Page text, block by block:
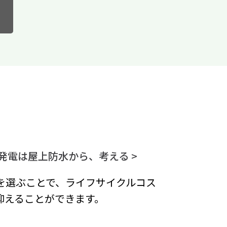
電は屋上防水から、考える >
ぶことで、ライフサイクルコス
ることができます。